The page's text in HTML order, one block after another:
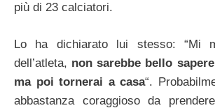
più di 23 calciatori.
Lo ha dichiarato lui stesso: “Mi
dell’atleta, non sarebbe bello
ma poi tornerai a casa“.
abbastanza coraggioso da